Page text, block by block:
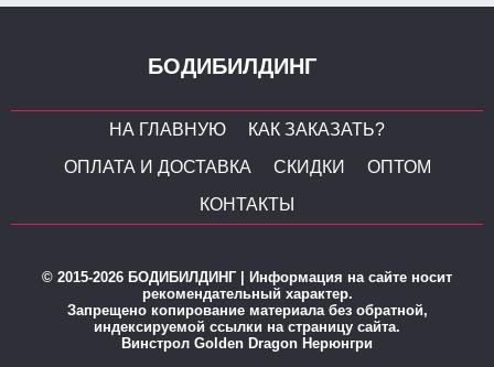
БОДИБИЛДИНГ
НА ГЛАВНУЮ
КАК ЗАКАЗАТЬ?
ОПЛАТА И ДОСТАВКА
СКИДКИ
ОПТОМ
КОНТАКТЫ
© 2015-2026 БОДИБИЛДИНГ | Информация на сайте носит
рекомендательный характер.
Запрещено копирование материала без обратной,
индексируемой ссылки на страницу сайта.
Винстрол Golden Dragon Нерюнгри